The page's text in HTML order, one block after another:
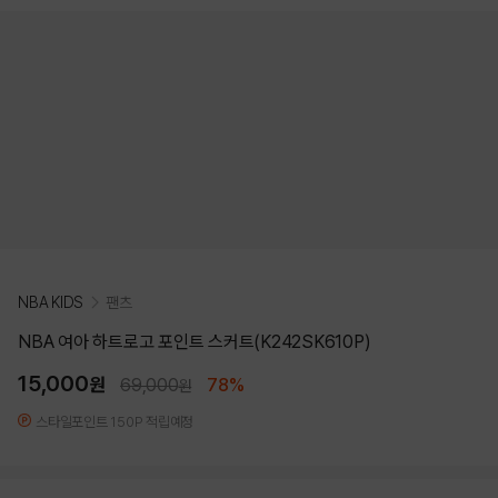
NBA KIDS 팬츠
NBA 여아 하트로고 포인트 스커트(K242SK610P)
15,000원 69,000원 78%
스타일포인트 150P 적립예정